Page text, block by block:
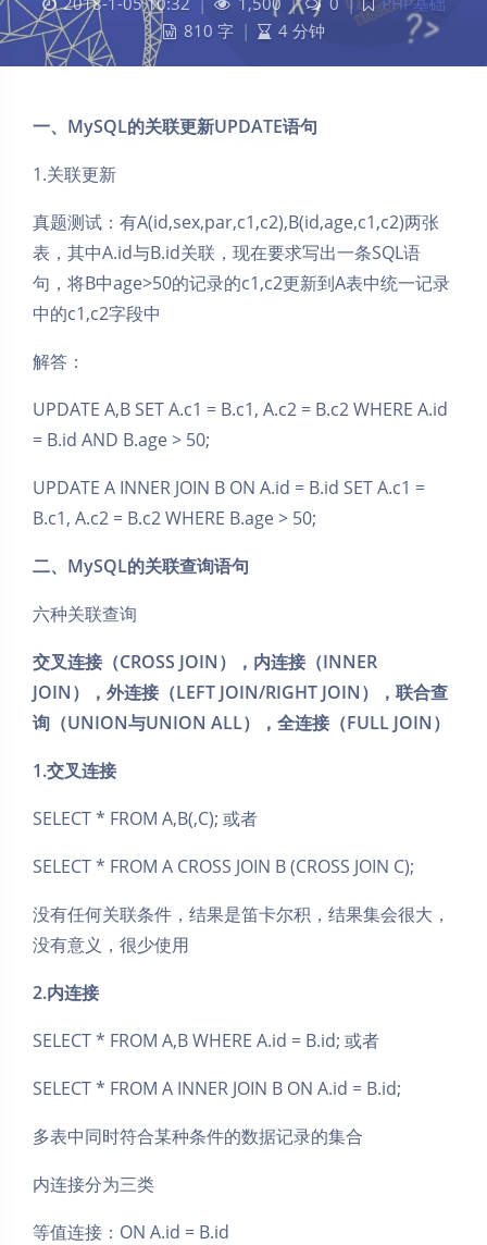
810 字 | 4 分钟
一、MySQL的关联更新UPDATE语句
1.关联更新
真题测试：有A(id,sex,par,c1,c2),B(id,age,c1,c2)两张
表，其中A.id与B.id关联，现在要求写出一条SQL语
句，将B中age>50的记录的c1,c2更新到A表中统一记录
中的c1,c2字段中
解答：
UPDATE A,B SET A.c1 = B.c1, A.c2 = B.c2 WHERE A.id
= B.id AND B.age > 50;
UPDATE A INNER JOIN B ON A.id = B.id SET A.c1 =
B.c1, A.c2 = B.c2 WHERE B.age > 50;
二、MySQL的关联查询语句
六种关联查询
交叉连接（CROSS JOIN），内连接（INNER
JOIN），外连接（LEFT JOIN/RIGHT JOIN），联合查
询（UNION与UNION ALL），全连接（FULL JOIN）
1.交叉连接
SELECT * FROM A,B(,C); 或者
SELECT * FROM A CROSS JOIN B (CROSS JOIN C);
没有任何关联条件，结果是笛卡尔积，结果集会很大，
没有意义，很少使用
2.内连接
SELECT * FROM A,B WHERE A.id = B.id; 或者
SELECT * FROM A INNER JOIN B ON A.id = B.id;
多表中同时符合某种条件的数据记录的集合
内连接分为三类
等值连接：ON A.id = B.id